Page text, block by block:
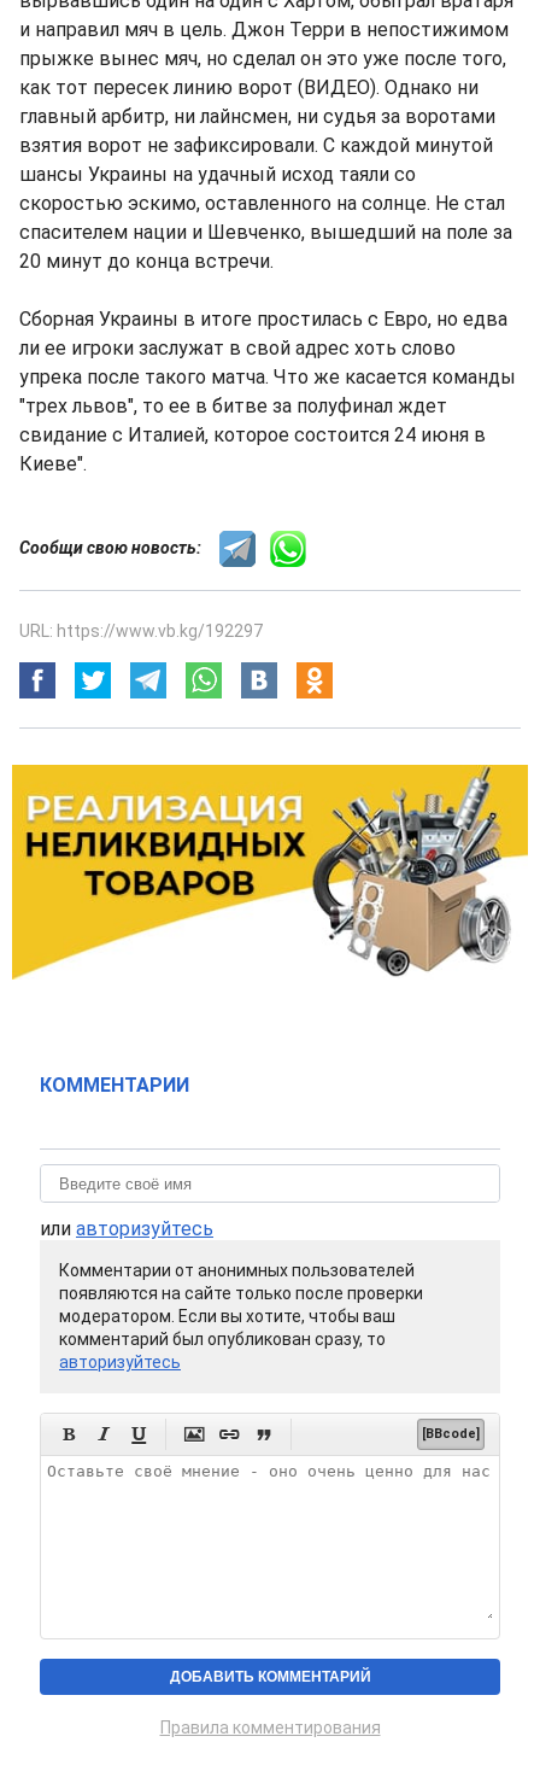
и направил мяч в цель. Джон Терри в непостижимом
прыжке вынес мяч, но сделал он это уже после того,
как тот пересек линию ворот (ВИДЕО). Однако ни
главный арбитр, ни лайнсмен, ни судья за воротами
взятия ворот не зафиксировали. С каждой минутой
шансы Украины на удачный исход таяли со
скоростью эскимо, оставленного на солнце. Не стал
спасителем нации и Шевченко, вышедший на поле за
20 минут до конца встречи.
Сборная Украины в итоге простилась с Евро, но едва
ли ее игроки заслужат в свой адрес хоть слово
упрека после такого матча. Что же касается команды
"трех львов", то ее в битве за полуфинал ждет
свидание с Италией, которое состоится 24 июня в
Киеве".
Сообщи свою новость:
URL: https://www.vb.kg/192297
КОММЕНТАРИИ
или авторизуйтесь
Комментарии от анонимных пользователей
появляются на сайте только после проверки
модератором. Если вы хотите, чтобы ваш
комментарий был опубликован сразу, то
авторизуйтесь
      [BBcode]
Правила комментирования